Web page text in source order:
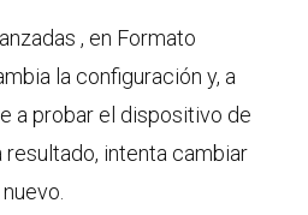
, en Formato
la configuración y, a
a probar el dispositivo de
resultado, intenta cambiar